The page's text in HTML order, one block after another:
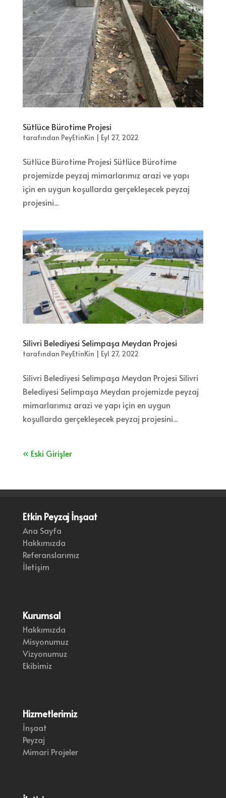
Sütlüce Bürotime Projesi
tarafından PeyEtinKin | Eyl 27, 2022
Sütlüce Bürotime Projesi Sütlüce Bürotime
projemizde peyzaj mimarlarımız arazi ve yapı
için en uygun koşullarda gerçekleşecek peyzaj
projesini...
Silivri Belediyesi Selimpaşa Meydan Projesi
tarafından PeyEtinKin Eyl 27, 2022
Silivri Belediyesi Selimpaşa Meydan Projesi Silivri
Belediyesi Selimpaşa Meydan projemizde peyzaj
mimarlarımız arazi ve yapı için en uygun
koşullarda gerçekleşecek peyzaj projesini...
« Eski Girişler
Etkin Peyzaj İnşaat
Ana Sayfa
Hakkımızda
Referanslarımız
İletişim
Kurumsal
Hakkımızda
Misyonumuz
Vizyonumuz
Ekibimiz
Hizmetlerimiz
İnşaat
Peyzaj
Mimari Projeler